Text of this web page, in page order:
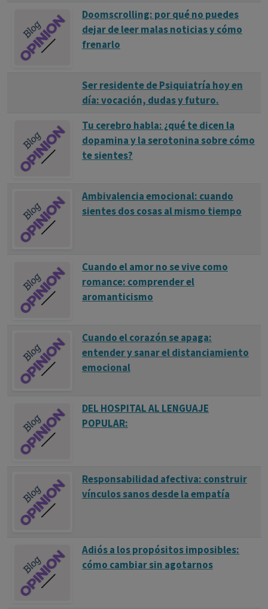
Doomscrolling: por qué no puedes
dejar de leer malas noticias y cómo
frenarlo
Ser residente de Psiquiatría hoy en
día: vocación, dudas y futuro.
Tu cerebro habla: ¿qué te dicen la
dopamina y la serotonina sobre cómo
te sientes?
Ambivalencia emocional: cuando
sientes dos cosas al mismo tiempo
Cuando el amor no se vive como
romance: comprender el
aromanticismo
Cuando el corazón se apaga:
entender y sanar el distanciamiento
emocional
DEL HOSPITAL AL LENGUAJE
POPULAR:
Responsabilidad afectiva: construir
vínculos sanos desde la empatía
Adiós a los propósitos imposibles:
cómo cambiar sin agotarnos